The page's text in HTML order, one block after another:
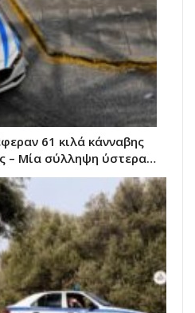
61 κιλά κάνναβης
– Μία σύλληψη ύστερα…